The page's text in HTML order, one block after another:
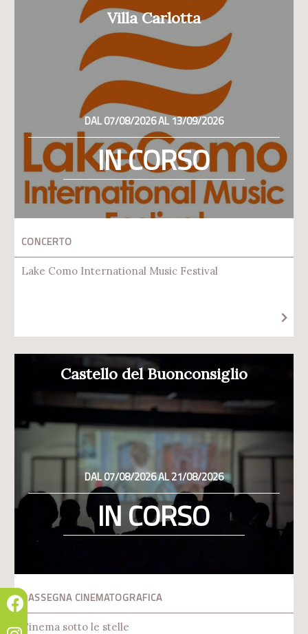
Villa Carlotta
DAL 07/08/2026 AL 13/09/2026
IN CORSO
CONCERTO
Lake Como International Music Festival
Castello del Buonconsiglio
DAL 07/08/2026 AL 21/08/2026
IN CORSO
RASSEGNA CINEMATOGRAFICA
Cinema sotto le stelle